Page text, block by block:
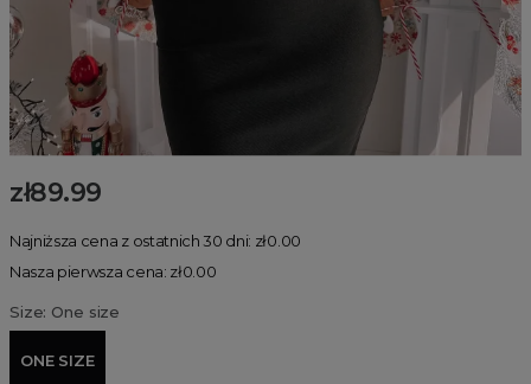
zł89.99
Najniższa cena z ostatnich 30 dni: zł0.00
Nasza pierwsza cena: zł0.00
Size: One size
ONE SIZE